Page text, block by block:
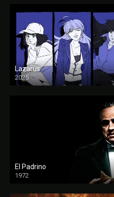
Lazarus
2025
El Padrino
1972
FULL HD